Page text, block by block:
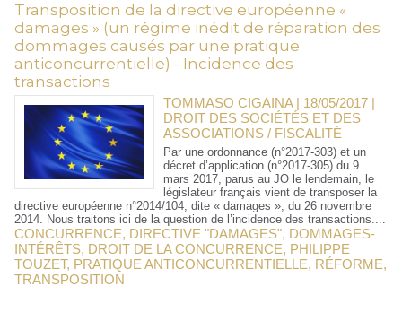
Transposition de la directive européenne «
damages » (un régime inédit de réparation des
dommages causés par une pratique
anticoncurrentielle) - Incidence des
transactions
TOMMASO CIGAINA | 18/05/2017 |
DROIT DES SOCIÉTÉS ET DES
ASSOCIATIONS / FISCALITÉ
Par une ordonnance (n°2017-303) et un
décret d’application (n°2017-305) du 9
mars 2017, parus au JO le lendemain, le
législateur français vient de transposer la
directive européenne n°2014/104, dite « damages », du 26 novembre
2014. Nous traitons ici de la question de l’incidence des transactions....
CONCURRENCE, DIRECTIVE "DAMAGES", DOMMAGES-
INTÉRÊTS, DROIT DE LA CONCURRENCE, PHILIPPE
TOUZET, PRATIQUE ANTICONCURRENTIELLE, RÉFORME,
TRANSPOSITION